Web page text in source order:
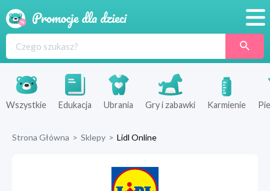
Produkty
Sklepy
Wszystkie Edukacja Ubrania Gry i zabawki Karmienie
Strona Główna > Sklepy > Lidl Online